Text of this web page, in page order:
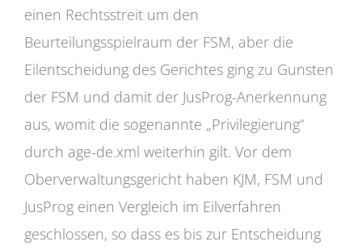
einen Rechtsstreit um den
Beurteilungsspielraum der FSM, aber die
Eilentscheidung des Gerichtes ging zu Gunsten
der FSM und damit der JusProg-Anerkennung
aus, womit die sogenannte „Privilegierung“
durch age-de.xml weiterhin gilt. Vor dem
Oberverwaltungsgericht haben KJM, FSM und
JusProg einen Vergleich im Eilverfahren
geschlossen, so dass es bis zur Entscheidung